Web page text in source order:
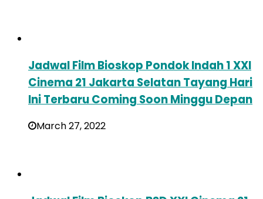
Jadwal Film Bioskop Pondok Indah 1 XXI
Cinema 21 Jakarta Selatan Tayang Hari
Ini Terbaru Coming Soon Minggu Depan
March 27, 2022